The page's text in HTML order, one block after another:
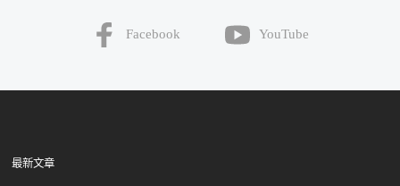
Facebook YouTube
最新文章